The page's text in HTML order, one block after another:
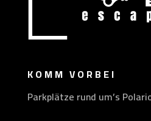
KOMM VORBEI
Parkplätze rund um’s